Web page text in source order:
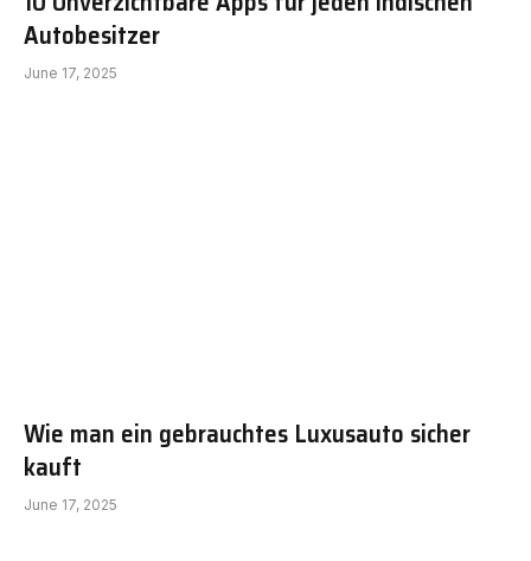
Autobesitzer
June 17, 2025
Wie man ein gebrauchtes Luxusauto sicher
kauft
June 17, 2025